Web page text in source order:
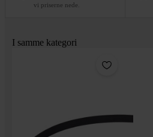
vi priserne nede.
I samme kategori